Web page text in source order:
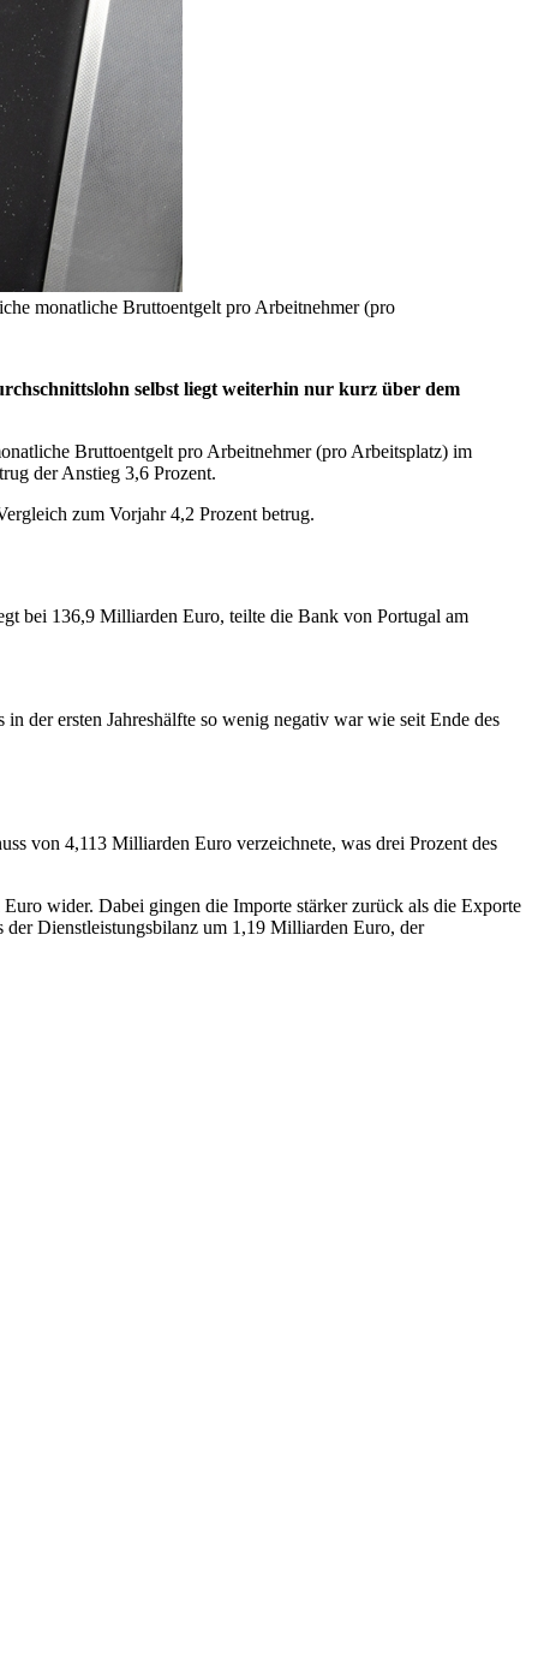
monatliche Bruttoentgelt pro Arbeitnehmer (pro
selbst liegt weiterhin nur kurz über dem
Bruttoentgelt pro Arbeitnehmer (pro Arbeitsplatz) im
der Anstieg 3,6 Prozent.
zum Vorjahr 4,2 Prozent betrug.
bei 136,9 Milliarden Euro, teilte die Bank von Portugal am
der ersten Jahreshälfte so wenig negativ war wie seit Ende des
von 4,113 Milliarden Euro verzeichnete, was drei Prozent des
wider. Dabei gingen die Importe stärker zurück als die Exporte
Dienstleistungsbilanz um 1,19 Milliarden Euro, der